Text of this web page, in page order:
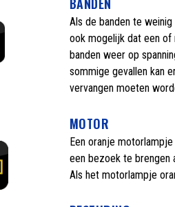
Als de banden te
ook mogelijk dat een of
banden weer op
sommige gevallen kan
vervangen moeten
MOTOR
Een oranje
een bezoek te brengen
Als het motorlampje